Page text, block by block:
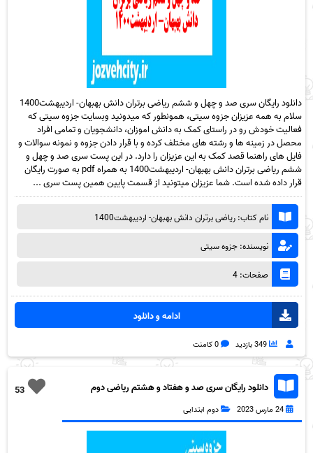
دانلود رایگان سری صد و چهل و ششم ریاضی برتران دانش بهبهان- اردیبهشت1400
سلام به همه عزیزان جزوه سیتی، همونطور که میدونید وبسایت جزوه سیتی که
فعالیت خودش رو در راستای کمک به دانش اموزان، دانشجویان و تمامی افراد
محصل در زمینه ها و رشته های مختلف کرده و با قرار دادن جزوه و نمونه سوالات و
فایل های راهنما قصد کمک به این عزیزان را دارد. در این پست سری صد و چهل و
ششم ریاضی برتران دانش بهبهان- اردیبهشت1400 به همراه pdf به صورت رایگان
قرار داده شده است. شما عزیزان میتونید از قسمت پایین همین پست سری ...
نام کتاب: ریاضی برتران دانش بهبهان- اردیبهشت1400
نویسنده: جزوه سیتی
صفحات: 4
ادامه و دانلود
349 بازدید 0 کامنت
53
دانلود رایگان سری صد و هفتاد و هشتم ریاضی دوم
دبستان به همراه pdf
24 مارس 2023 دوم ابتدایی